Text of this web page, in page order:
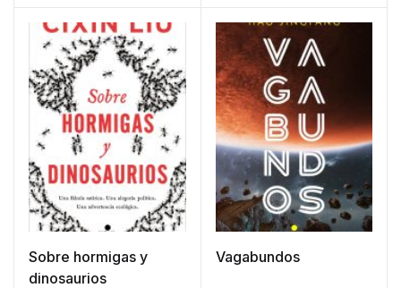
4.00de
base a
valoraci
ón de
cliente
Sobre hormigas y
dinosaurios
Vagabundos